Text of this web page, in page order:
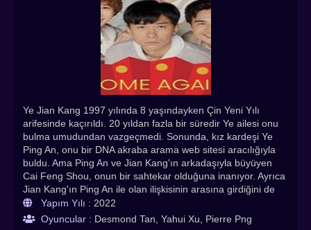
Ye Jian Kang 1997 yılında 8 yaşındayken Çin Yeni Yılı
arifesinde kaçırıldı. 20 yıldan fazla bir süredir Ye ailesi onu
bulma umudundan vazgeçmedi. Sonunda, kız kardeşi Ye
Ping An, onu bir DNA akraba arama web sitesi aracılığıyla
buldu. Ama Ping An ve Jian Kang'ın arkadaşıyla büyüyen
Cai Feng Shou, onun bir sahtekar olduğuna inanıyor. Ayrıca
Jian Kang'ın Ping An ile olan ilişkisinin arasına girdiğini de
hissediyor.
Yapım Yılı : 2022
Oyuncular : Desmond Tan, Yahui Xu, Pierre Png